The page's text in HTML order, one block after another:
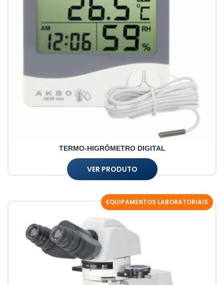
TERMO-HIGRÔMETRO DIGITAL
VER PRODUTO
EQUIPAMENTOS LABORATORIAIS